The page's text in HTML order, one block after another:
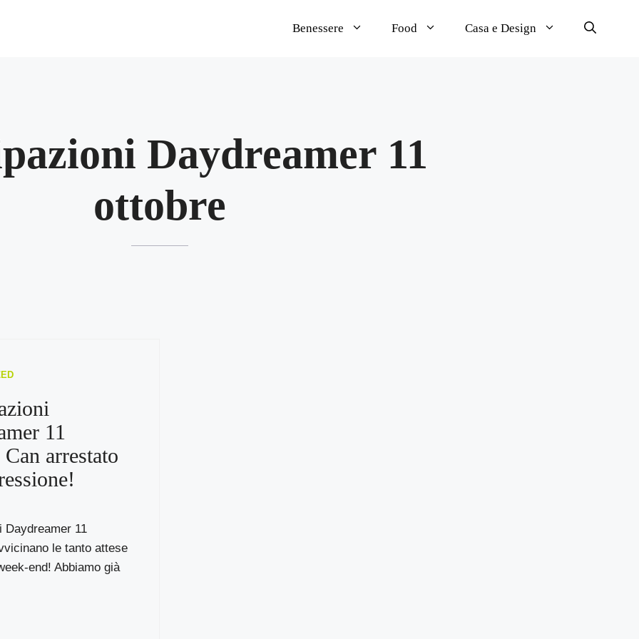
Benessere Food Casa e Design
Daydreamer 11
ottobre
11
arrestato
Daydreamer 11
le tanto attese
end! Abbiamo già